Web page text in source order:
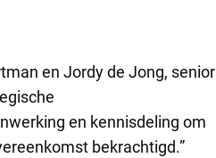
en Jordy de Jong, senior
en kennisdeling om
bekrachtigd.”